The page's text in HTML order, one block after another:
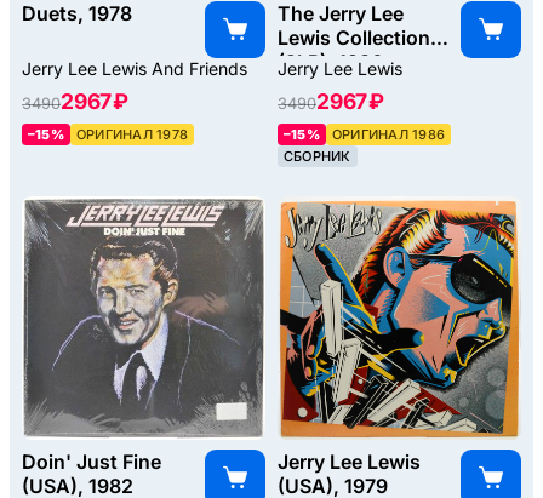
Duets, 1978
Jerry Lee Lewis And Friends
34902967 ₽
–15% ОРИГИНАЛ 1978
The Jerry Lee
Lewis Collection
(2LP), 1986
Jerry Lee Lewis
34902967 ₽
–15%
ОРИГИНАЛ 1986
СБОРНИК
Doin' Just Fine
(USA), 1982
Jerry Lee Lewis
(USA), 1979